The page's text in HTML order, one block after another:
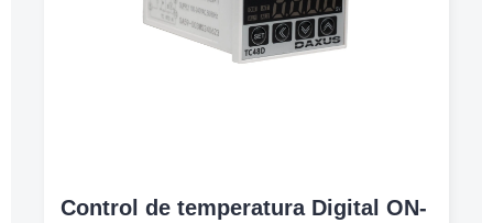
Control de temperatura Digital ON-